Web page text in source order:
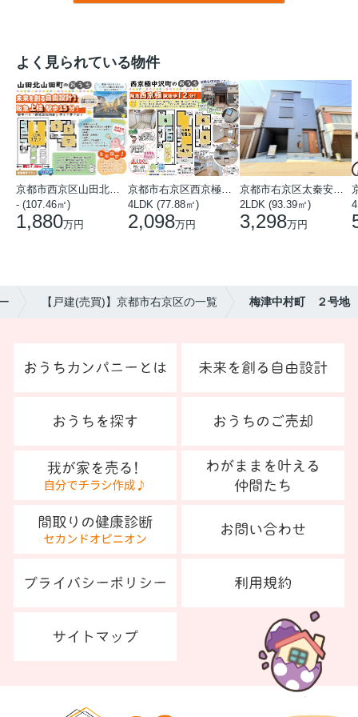
よく見られている物件
京都市西京区山田北山田町
- (107.46㎡)
1,880万円
京都市右京区西京極中沢町
4LDK (77.88㎡)
2,098万円
京都市右京区太秦安井藤ノ木町
2LDK (93.39㎡)
3,298万円
【戸建(売買)】京都市右京区の一覧 梅津中村町 ２号地